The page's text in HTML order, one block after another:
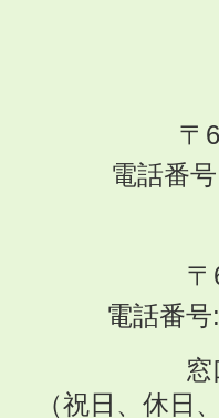
〒
電話番
電話番
（祝日、休日